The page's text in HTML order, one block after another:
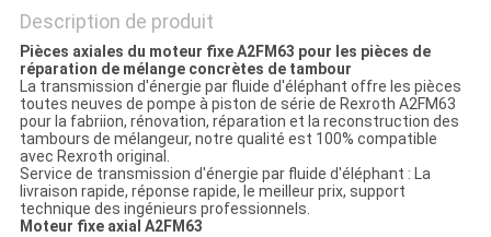
Description de produit
Pièces axiales du moteur fixe A2FM63 pour les pièces de
réparation de mélange concrètes de tambour
La transmission d'énergie par fluide d'éléphant offre les pièces
toutes neuves de pompe à piston de série de Rexroth A2FM63
pour la fabriion, rénovation, réparation et la reconstruction des
tambours de mélangeur, notre qualité est 100% compatible
avec Rexroth original.
Service de transmission d'énergie par fluide d'éléphant : La
livraison rapide, réponse rapide, le meilleur prix, support
technique des ingénieurs professionnels.
Moteur fixe axial A2FM63